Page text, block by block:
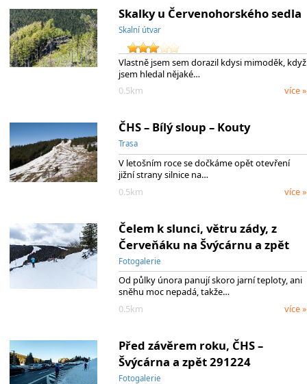
Skalky u Červenohorského sedla
Skalní útvar
Vlastně jsem sem dorazil kdysi mimoděk, když
jsem hledal nějaké…
0.5km
více »
ČHS – Bílý sloup – Kouty
Trasa
V letošním roce se dočkáme opět otevření
jižní strany silnice na…
0.5km
více »
Čelem k slunci, větru zády, z
Červeňáku na Švýcárnu a zpět
Fotogalerie
Od půlky února panují skoro jarní teploty, ani
sněhu moc nepadá, takže…
0.5km
více »
Před závěrem roku, ČHS –
Švýcárna a zpět 291224
Fotogalerie